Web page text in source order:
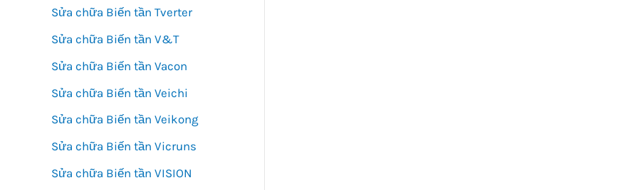
Sửa chữa Biến tần Tverter
Sửa chữa Biến tần V&T
Sửa chữa Biến tần Vacon
Sửa chữa Biến tần Veichi
Sửa chữa Biến tần Veikong
Sửa chữa Biến tần Vicruns
Sửa chữa Biến tần VISION